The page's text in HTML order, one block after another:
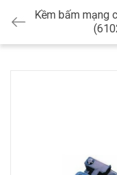
Kềm bấm mạng